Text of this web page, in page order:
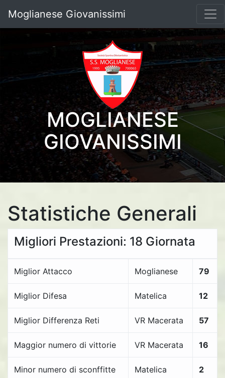
Moglianese Giovanissimi
MOGLIANESE
GIOVANISSIMI
Statistiche Generali
Migliori Prestazioni: 18 Giornata
Miglior Attacco Moglianese 79
Miglior Difesa Matelica 12
Miglior Differenza Reti VR Macerata 57
Maggior numero di vittorie VR Macerata 16
Minor numero di sconffitte Matelica 2